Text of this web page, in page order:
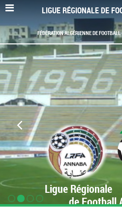
LIGUE RÉGIONALE DE
Ligue Régionale
de Football